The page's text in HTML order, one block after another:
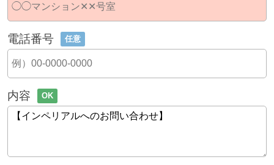
電話番号 任意
内容 OK